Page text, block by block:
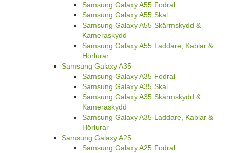
Samsung Galaxy A55 Fodral
Samsung Galaxy A55 Skal
Samsung Galaxy A55 Skärmskydd &
Kameraskydd
Samsung Galaxy A55 Laddare, Kablar &
Hörlurar
Samsung Galaxy A35
Samsung Galaxy A35 Fodral
Samsung Galaxy A35 Skal
Samsung Galaxy A35 Skärmskydd &
Kameraskydd
Samsung Galaxy A35 Laddare, Kablar &
Hörlurar
Samsung Galaxy A25
Samsung Galaxy A25 Fodral